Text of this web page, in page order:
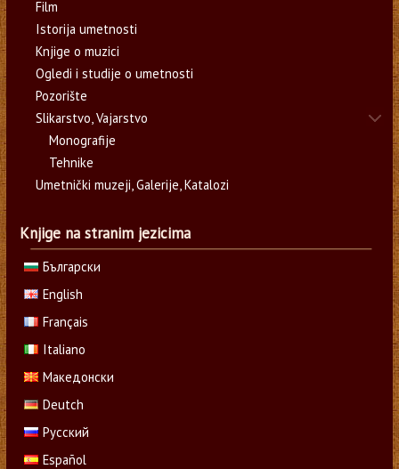
Film
Istorija umetnosti
Knjige o muzici
Ogledi i studije o umetnosti
Pozorište
Slikarstvo, Vajarstvo
Monografije
Tehnike
Umetnički muzeji, Galerije, Katalozi
Knjige na stranim jezicima
Български
English
Français
Italiano
Македонски
Deutch
Русский
Español